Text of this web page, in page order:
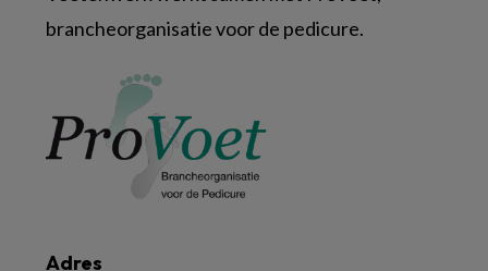
Adres
brancheorganisatie voor de pedicure.